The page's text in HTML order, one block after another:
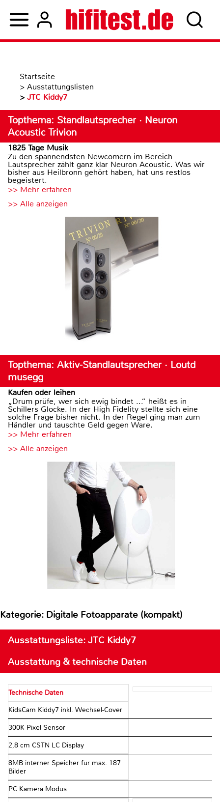
Startseite
> Ausstattungslisten
> JTC Kiddy7
Topthema: Standlautsprecher · Neuron
Acoustic Trivion
1825 Tage Musik
Zu den spannendsten Newcomern im Bereich
Lautsprecher zählt ganz klar Neuron Acoustic. Was wir
bisher aus Heilbronn gehört haben, hat uns restlos
begeistert.
>> Mehr erfahren
>> Alle anzeigen
Topthema: Aktiv-Standlautsprecher · Loutd
musegg
Kaufen oder leihen
„Drum prüfe, wer sich ewig bindet ...“ heißt es in
Schillers Glocke. In der High Fidelity stellte sich eine
solche Frage bisher nicht. In der Regel ging man zum
Händler und tauschte Geld gegen Ware.
>> Mehr erfahren
>> Alle anzeigen
Kategorie: Digitale Fotoapparate (kompakt)
Ausstattungsliste: JTC Kiddy7
Ausstattung & technische Daten
Technische Daten
KidsCam Kiddy7 inkl. Wechsel-Cover
300K Pixel Sensor
2,8 cm CSTN LC Display
8MB interner Speicher für max. 187
Bilder
PC Kamera Modus